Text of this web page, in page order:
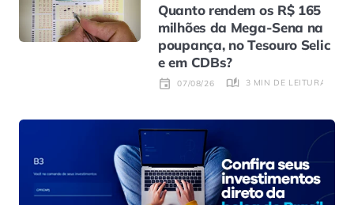
Quanto rendem os R$ 165
milhões da Mega-Sena na
poupança, no Tesouro Selic
e em CDBs?
07/08/26 3 MIN DE LEITURA